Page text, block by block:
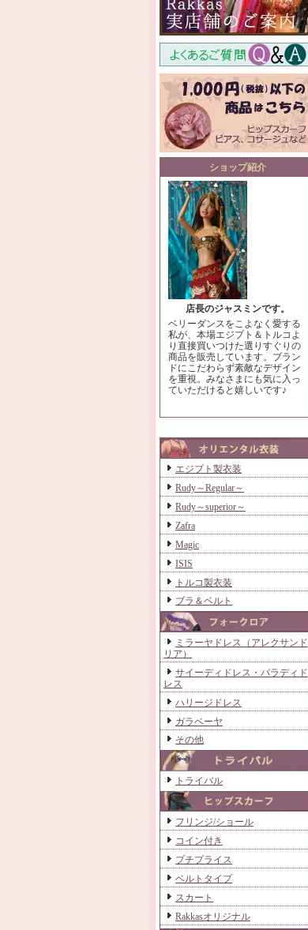
ショップ紹介
店長のジャスミンです。
ベリーダンスをこよなく愛する
私が、本場エジプト＆トルコよ
り直接買いつけた選りすぐりの
商品を販売しています。ブラン
ドにこだわらず素敵なデザイン
を重視。みなさまにも気に入っ
ていただけると嬉しいです♪
エジプト製衣装
Rudy～Regular～
Rudy～superior～
Zafra
Magic
ISIS
トルコ製衣装
ブラ＆ベルト
ミラーヤドレス（アレクサンド
リア）
サイーディドレス・バラディド
レス
ハリージドレス
ガラベーヤ
その他
トライバル
フリンジ/ショール
コイン付き
プチプライス
ベルトタイプ
スカート
Rakkasオリジナル